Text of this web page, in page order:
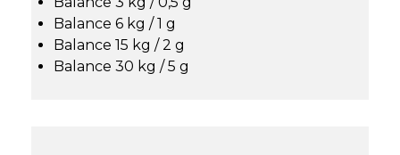
Balance 6 kg / 1 g
Balance 15 kg / 2 g
Balance 30 kg / 5 g